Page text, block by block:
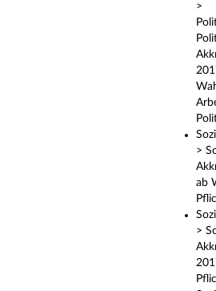
>
>
ab
>